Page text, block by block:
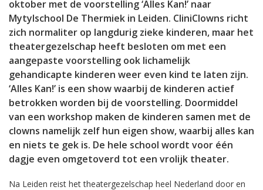
oktober met de voorstelling ‘Alles Kan!’ naar
Mytylschool De Thermiek in Leiden. CliniClowns richt
zich normaliter op langdurig zieke kinderen, maar het
theatergezelschap heeft besloten om met een
aangepaste voorstelling ook lichamelijk
gehandicapte kinderen weer even kind te laten zijn.
‘Alles Kan!’ is een show waarbij de kinderen actief
betrokken worden bij de voorstelling. Doormiddel
van een workshop maken de kinderen samen met de
clowns namelijk zelf hun eigen show, waarbij alles kan
en niets te gek is. De hele school wordt voor één
dagje even omgetoverd tot een vrolijk theater.
Na Leiden reist het theatergezelschap heel Nederland door en